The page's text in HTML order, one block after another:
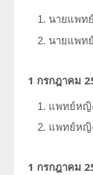
นายแพท
นายแพท
1 กรกฎาคม
แพทย์หญิ
แพทย์หญิ
1 กรกฎาคม